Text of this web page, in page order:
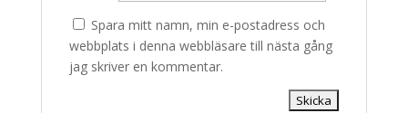
Spara mitt namn, min e-postadress och
webbplats i denna webbläsare till nästa gång
jag skriver en kommentar.